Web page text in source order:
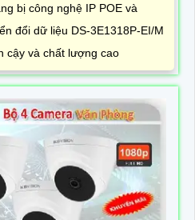
bị công nghệ IP POE và
đổi dữ liệu DS-3E1318P-EI/M
cậy và chất lượng cao